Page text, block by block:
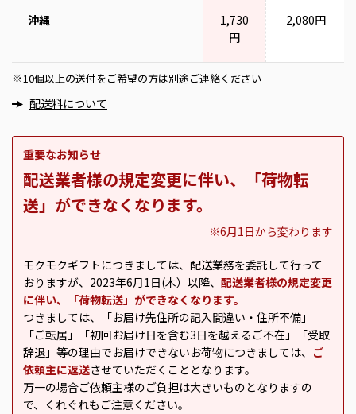
沖縄
1,730
円
2,080円
※ 10個以上の送付をご希望の方は別途ご連絡ください
配送料について
重要なお知らせ
配送業者様の規定変更に伴い、「荷物転
送」ができなくなります。
※6月1日から変わります
モクモクギフトにつきましては、配送業務を委託して行って
おりますが、2023年6月1日(木）以降、 配送業者様の規定変更
に伴い、「荷物転送」ができなくなります。
つきましては、「お届け先住所の記入間違い・住所不備」
「ご転居」「初回お届け日を含む3日を越えるご不在」「受取
辞退」等の理由でお届けできないお荷物につきましては、 ご
依頼主に返送させていただくこととなります。
万一の場合ご依頼主様のご負担は大きいものとなりますの
で、くれぐれもご注意ください。